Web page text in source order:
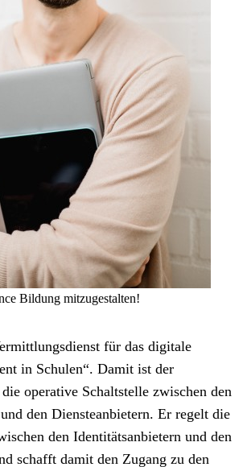
Bildung mitzugestalten!
für das digitale
in Schulen“. Damit ist der
operative Schaltstelle zwischen den
den Diensteanbietern. Er regelt die
den Identitätsanbietern und den
schafft damit den Zugang zu den